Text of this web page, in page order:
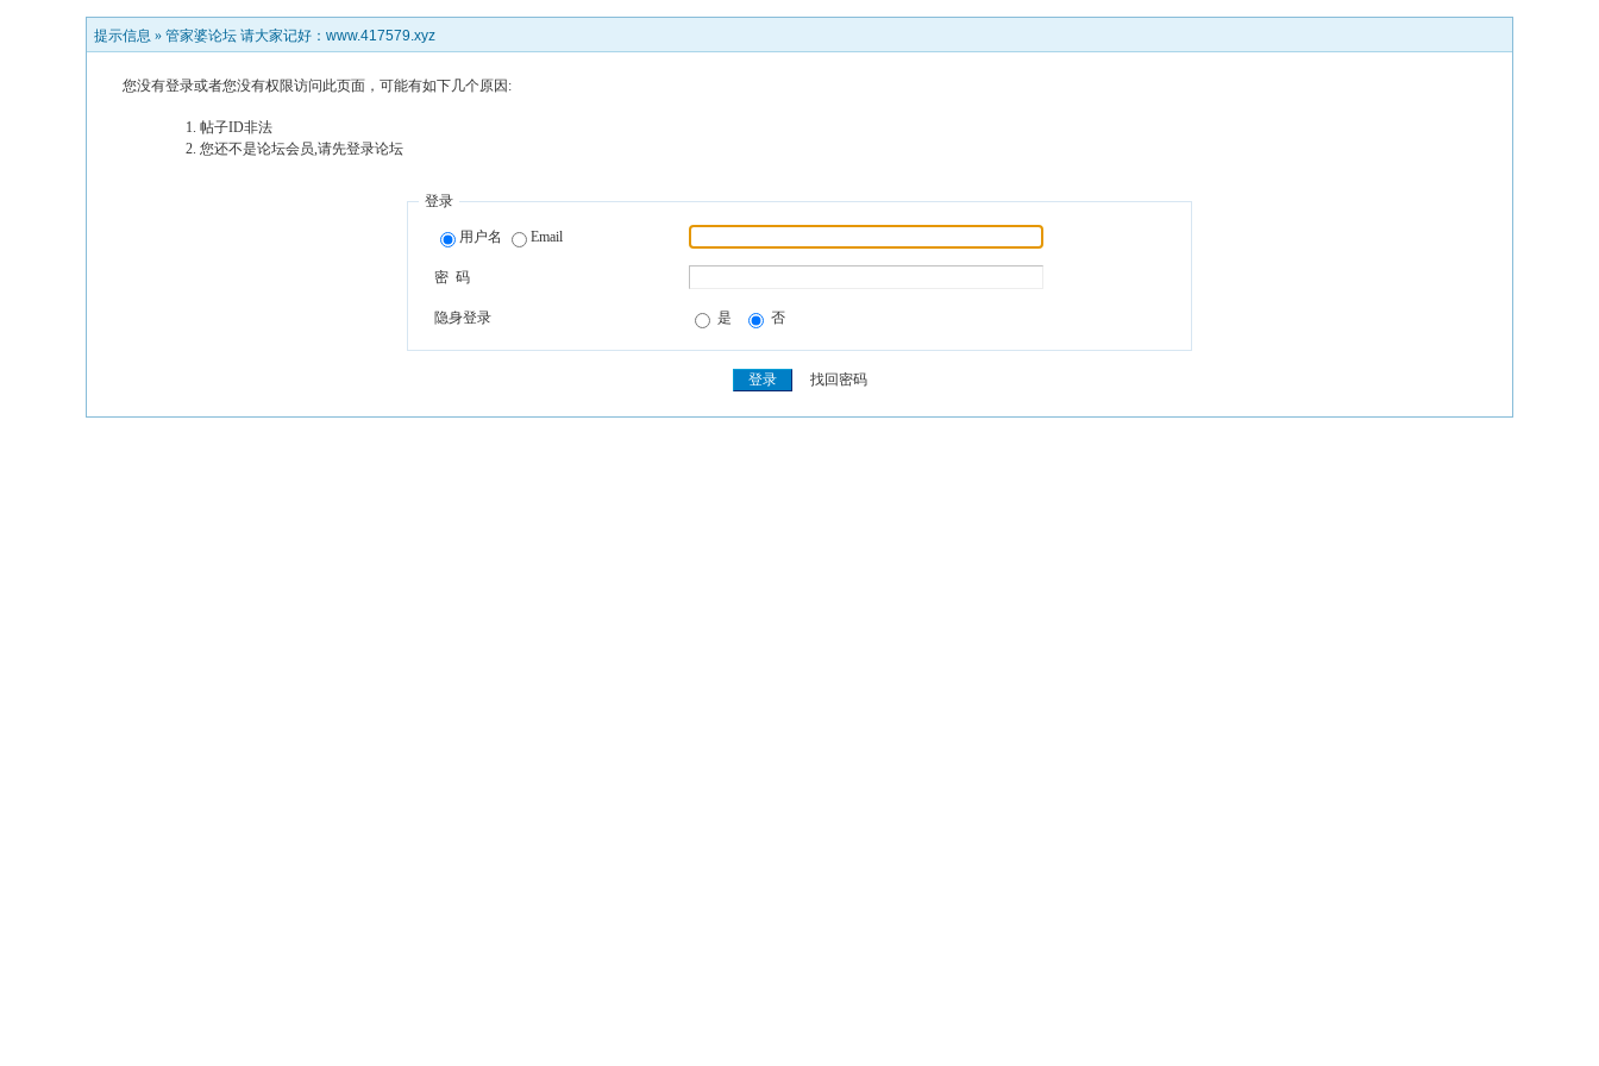
提示信息 » 管家婆论坛 请大家记好：www.417579.xyz
您没有登录或者您没有权限访问此页面，可能有如下几个原因:
帖子ID非法
您还不是论坛会员,请先登录论坛
登录
用户名 Email
密 码
隐身登录 是 否
找回密码